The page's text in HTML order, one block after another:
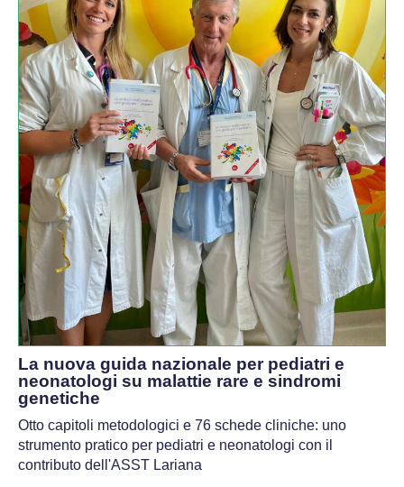
La nuova guida nazionale per pediatri e
neonatologi su malattie rare e sindromi
genetiche
Otto capitoli metodologici e 76 schede cliniche: uno
strumento pratico per pediatri e neonatologi con il
contributo dell'ASST Lariana